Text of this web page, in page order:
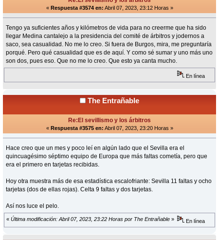
« Respuesta #3574 en: Abril 07, 2023, 23:12 Horas »
Tengo ya suficientes años y kilómetros de vida para no creerme que ha sido
llegar Medina cantalejo a la presidencia del comité de árbitros y jodernos a
saco, sea casualidad. No me lo creo. Si fuera de Burgos, mira, me preguntaría
porqué. Pero qué casualidad que es de aquí. Y como sé sumar y uno más uno
son dos, pues eso. Que no me lo creo. Que esto ya canta mucho.
En línea
The Entrañable
Re:El sevillismo y los árbitros
« Respuesta #3575 en: Abril 07, 2023, 23:20 Horas »
Hace creo que un mes y poco leí en algún lado que el Sevilla era el
quincuagésimo séptimo equipo de Europa que más faltas cometía, pero que
era el primero en tarjetas recibidas.
Hoy otra muestra más de esa estadística escalofriante: Sevilla 11 faltas y ocho
tarjetas (dos de ellas rojas). Celta 9 faltas y dos tarjetas.
Así nos luce el pelo.
« Última modificación: Abril 07, 2023, 23:22 Horas por The Entrañable » En línea